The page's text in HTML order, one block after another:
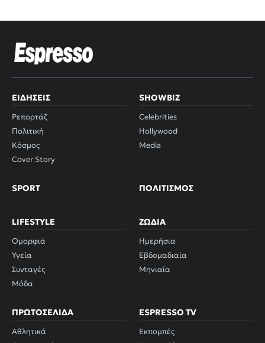
ΕΙΔΉΣΕΙΣ
Ρεπορτάζ
Πολιτική
Κόσμος
Cover Story
SHOWBIZ
Celebrities
Hollywood
Media
SPORT ΠΟΛΙΤΙΣΜΌΣ
LIFESTYLE
Ομορφιά
Υγεία
Συνταγές
Μόδα
ΖΏΔΙΑ
Ημερήσια
Εβδομαδιαία
Μηνιαία
ΠΡΩΤΟΣΈΛΙΔΑ
Αθλητικά
ESPRESSO TV
Εκπομπές